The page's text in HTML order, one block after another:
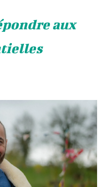
aux